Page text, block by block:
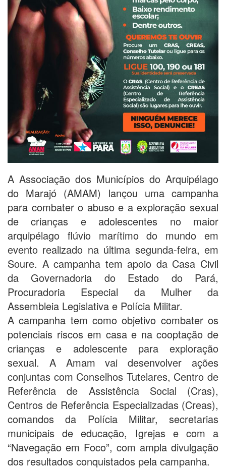
A Associação dos Municípios do Arquipélago
do Marajó (AMAM) lançou uma campanha
para combater o abuso e a exploração sexual
de crianças e adolescentes no maior
arquipélago flúvio marítimo do mundo em
evento realizado na última segunda-feira, em
Soure. A campanha tem apoio da Casa Civil
da Governadoria do Estado do Pará,
Procuradoria Especial da Mulher da
Assembleia Legislativa e Polícia Militar.
A campanha tem como objetivo combater os
potenciais riscos em casa e na cooptação de
crianças e adolescente para exploração
sexual. A Amam vai desenvolver ações
conjuntas com Conselhos Tutelares, Centro de
Referência de Assistência Social (Cras),
Centros de Referência Especializadas (Creas),
comandos da Polícia Militar, secretarias
municipais de educação, Igrejas e com a
“Navegação em Foco”, com ampla divulgação
dos resultados conquistados pela campanha.